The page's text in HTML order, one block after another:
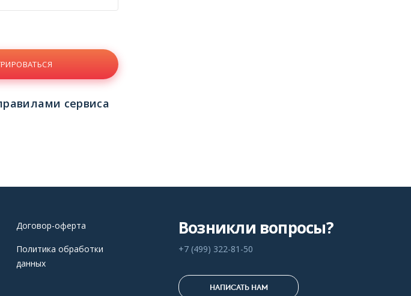
сервиса
Договор-оферта
Политика обработки
данных
Возникли вопросы?
+7 (499) 322-81-50
НАПИСАТЬ НАМ